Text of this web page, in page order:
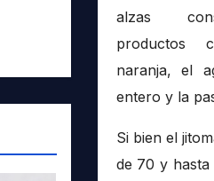
alzas
productos
naranja, el
entero y la
Si bien el
de 70 y